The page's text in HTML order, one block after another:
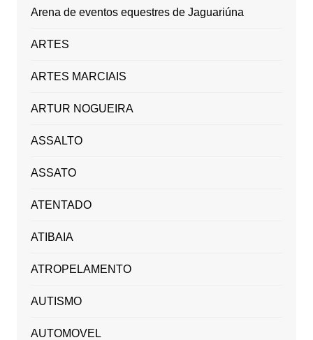
Arena de eventos equestres de Jaguariúna
ARTES
ARTES MARCIAIS
ARTUR NOGUEIRA
ASSALTO
ASSATO
ATENTADO
ATIBAIA
ATROPELAMENTO
AUTISMO
AUTOMOVEL